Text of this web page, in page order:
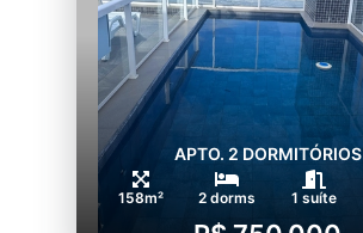
APTO. 2 DORMITÓRIOS
158m² 2 dorms 1 suíte